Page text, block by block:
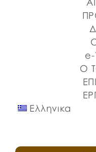
Στερεάς Ελλάδας
Λιμένων Ν. Εύβοιας
⚓️Η επίσημη έναρξη
e-
Ο
Ελληνικα